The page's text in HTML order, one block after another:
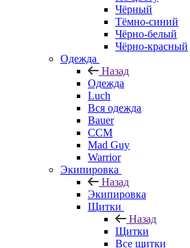
Чёрный
Тёмно-синий
Чёрно-белый
Чёрно-красный
Одежда
Назад
Одежда
Luch
Вся одежда
Bauer
CCM
Mad Guy
Warrior
Экипировка
Назад
Экипировка
Щитки
Назад
Щитки
Все щитки